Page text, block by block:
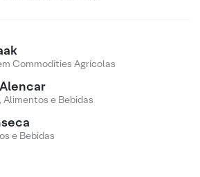
Commodities Agrícolas
Alimentos e Bebidas
e Bebidas